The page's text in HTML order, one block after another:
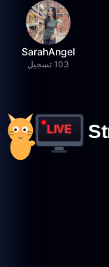
SarahAngel
103 تسجيل